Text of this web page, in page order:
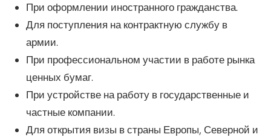
При оформлении иностранного гражданства.
Для поступления на контрактную службу в
армии.
При профессиональном участии в работе рынка
ценных бумаг.
При устройстве на работу в государственные и
частные компании.
Для открытия визы в страны Европы, Северной и